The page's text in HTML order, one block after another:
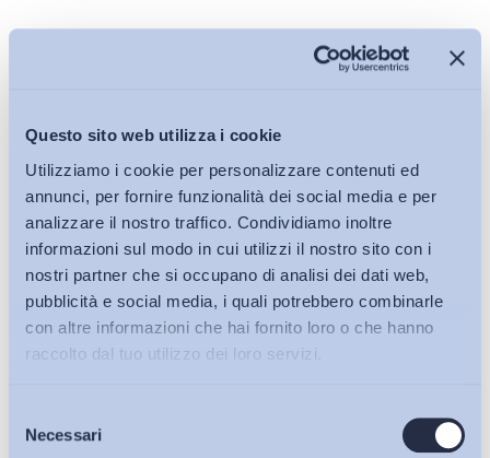
Questo sito web utilizza i cookie
Utilizziamo i cookie per personalizzare contenuti ed
annunci, per fornire funzionalità dei social media e per
analizzare il nostro traffico. Condividiamo inoltre
informazioni sul modo in cui utilizzi il nostro sito con i
nostri partner che si occupano di analisi dei dati web,
pubblicità e social media, i quali potrebbero combinarle
con altre informazioni che hai fornito loro o che hanno
raccolto dal tuo utilizzo dei loro servizi.
delNecessariBollettini ADAPT
Iscriviti alla Newsletter